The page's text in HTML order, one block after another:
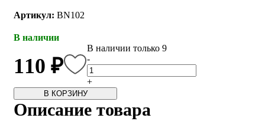
Артикул: BN102
В наличии
110 ₽
В наличии только 9
-
+
В КОРЗИНУ
Описание товара